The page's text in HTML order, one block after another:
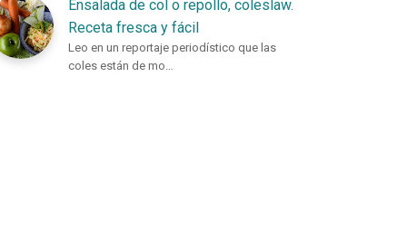
Ensalada de col o repollo, coleslaw.
Receta fresca y fácil
Leo en un reportaje periodístico que las
coles están de mo…